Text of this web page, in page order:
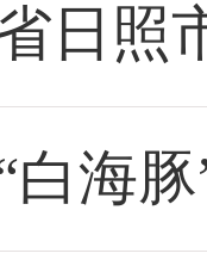
日照
白海